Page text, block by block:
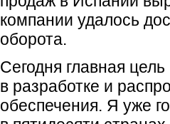
компании удалось
оборота.
Сегодня главная
в разработке и
обеспечения. Я уже